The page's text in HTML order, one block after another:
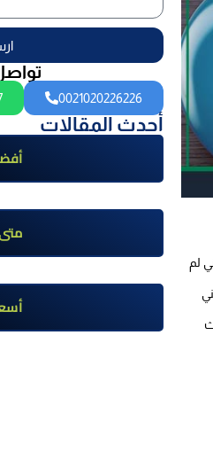
لم
0021020226226
أحدث المقالات